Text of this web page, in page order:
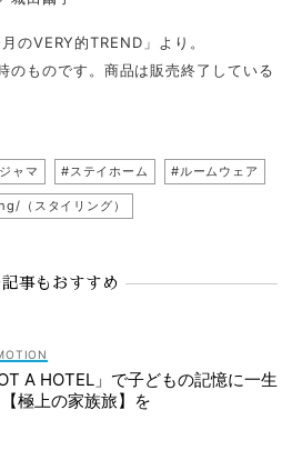
のVERY的TREND」より。
のものです。商品は販売終了している
ャマ #ステイホーム #ルームウェア
（スタイリング）
記事もおすすめ
A HOTEL」で子どもの記憶に一生
極上の家族旅】を